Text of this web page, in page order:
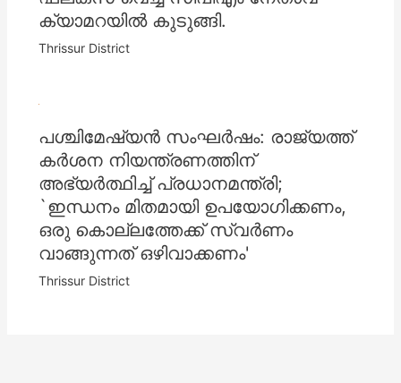
ക്യാമറയിൽ കുടുങ്ങി.
Thrissur District
പശ്ചിമേഷ്യൻ സംഘര്‍ഷം: രാജ്യത്ത്
കര്‍ശന നിയന്ത്രണത്തിന്
അഭ്യര്‍ത്ഥിച്ച്‌ പ്രധാനമന്ത്രി;
`ഇന്ധനം മിതമായി ഉപയോഗിക്കണം,
ഒരു കൊല്ലത്തേക്ക് സ്വര്‍ണം
വാങ്ങുന്നത് ഒഴിവാക്കണം'
Thrissur District